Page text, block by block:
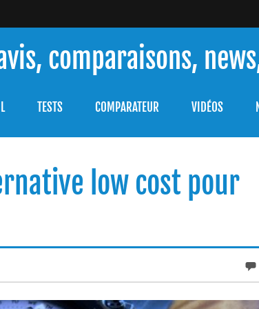
comparaisons,
TESTS COMPARATEUR VIDÉOS
low cost pour